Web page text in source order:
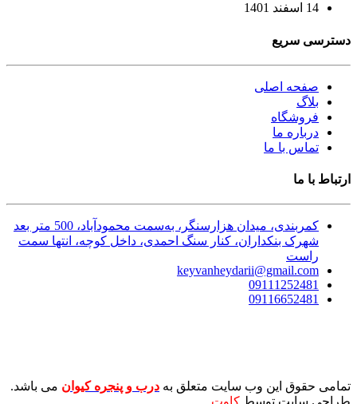
14 اسفند 1401
دسترسی سریع
صفحه اصلی
بلاگ
فروشگاه
درباره ما
تماس با ما
ارتباط با ما
کمربندی، میدان هزارسنگر، به‌سمت محمودآباد، 500 متر بعد
شهرک بنکداران، کنار سنگ احمدی، داخل کوچه، انتها سمت
راست
keyvanheydarii@gmail.com
09111252481
09116652481
تمامی حقوق این وب سایت متعلق به درب و پنجره کیوان می باشد.